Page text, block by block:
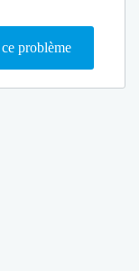
problème